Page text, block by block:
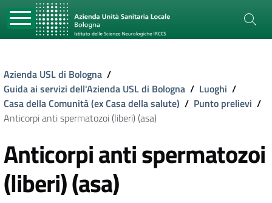
Azienda USL di Bologna /
Guida ai servizi dell'Azienda USL di Bologna / Luoghi /
Casa della Comunità (ex Casa della salute) / Punto prelievi /
Anticorpi anti spermatozoi (liberi) (asa)
Anticorpi anti spermatozoi
(liberi) (asa)